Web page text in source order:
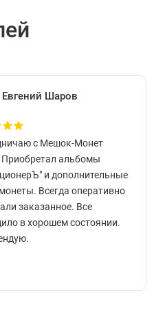
Евгений Шаров
с Мешок-Монет
Приобретал альбомы
и дополнительные
Всегда оперативно
заказанное. Все
в хорошем состоянии.